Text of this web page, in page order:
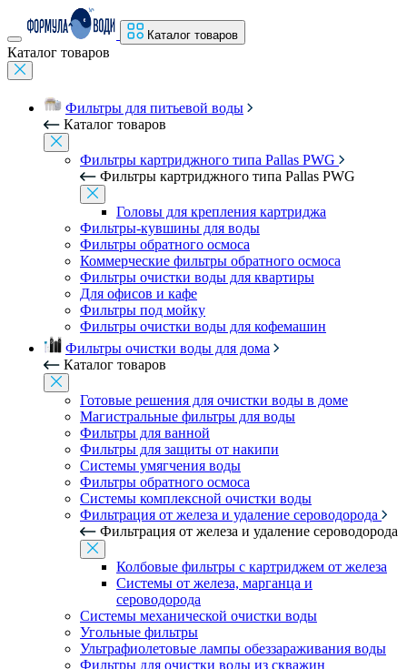
Каталог товаров
Каталог товаров
Фильтры для питьевой воды
Каталог товаров
Фильтры картриджного типа Pallas PWG
Фильтры картриджного типа Pallas PWG
Головы для крепления картриджа
Фильтры-кувшины для воды
Фильтры обратного осмоса
Коммерческие фильтры обратного осмоса
Фильтры очистки воды для квартиры
Для офисов и кафе
Фильтры под мойку
Фильтры очистки воды для кофемашин
Фильтры очистки воды для дома
Каталог товаров
Готовые решения для очистки воды в доме
Магистральные фильтры для воды
Фильтры для ванной
Фильтры для защиты от накипи
Системы умягчения воды
Фильтры обратного осмоса
Системы комплексной очистки воды
Фильтрация от железа и удаление сероводорода
Фильтрация от железа и удаление сероводорода
Колбовые фильтры с картриджем от железа
Системы от железа, марганца и
сероводорода
Системы механической очистки воды
Угольные фильтры
Ультрафиолетовые лампы обеззараживания воды
Фильтры для очистки воды из скважин